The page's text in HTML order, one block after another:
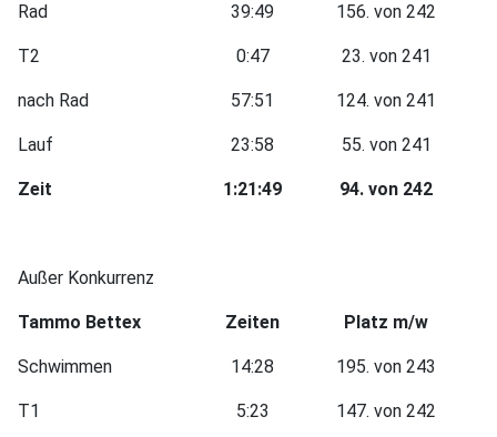
Rad 39:49 156. von 242
T2 0:47 23. von 241
nach Rad 57:51 124. von 241
Lauf 23:58 55. von 241
Zeit 1:21:49 94. von 242
Außer Konkurrenz
Tammo Bettex Zeiten Platz m/w
Schwimmen 14:28 195. von 243
T1 5:23 147. von 242